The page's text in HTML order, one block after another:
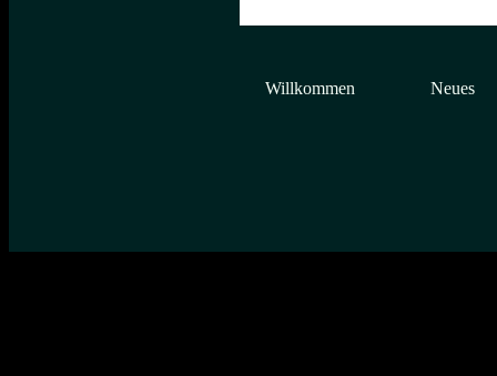
Willkommen Neues